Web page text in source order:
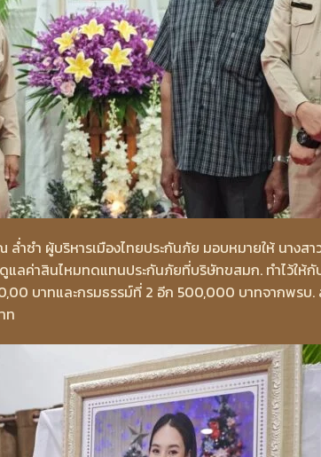
ำซำ ผู้บริหารเมืองไทยประกันภัย มอบหมายให้ นางส
แลค่าสินไหมทดแทนประกันภัยที่บริษัทขสมก. ทำไว้ให้
บาทและกรมธรรม์ที่ 2 อีก 500,000 บาทจากพรบ
ท